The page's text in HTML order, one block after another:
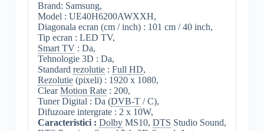
Brand: Samsung,
Model : UE40H6200AWXXH,
Diagonala ecran (cm / inch) : 101 cm / 40 inch,
Tip ecran : LED TV,
Smart TV: Da,
Tehnologie 3D : Da,
Standard rezolutie: Full HD,
Rezolutie(pixeli) : 1920 x 1080,
ClearMotion Rate: 200,
Tuner Digital : Da (DVB-T/ C),
Difuzoare intergrate : 2 x 10W,
Caracteristici : DolbyMS10, DTS Studio Sound,